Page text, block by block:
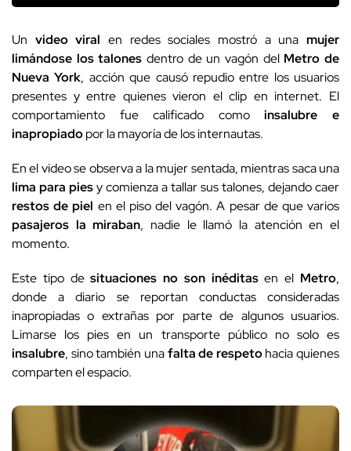
Un video viral en redes sociales mostró a unamujer
limándose los talones dentro de un vagón del Metro de
Nueva York, acción que causó repudio entre los usuarios
presentes y entre quienes vieron el clip en internet. El
comportamiento fue calificado comoinsalubre
e
inapropiadopor la mayoría de los internautas.
En el video se observa a la mujer sentada, mientras saca una
lima para piesy comienza a tallar sus talones, dejando caer
restos de piel en el piso del vagón. A pesar de que varios
pasajeros la miraban, nadie le llamó la atención en el
momento.
Este tipo desituaciones no son inéditasen el Metro,
donde a diario se reportan conductas consideradas
inapropiadas o extrañas por parte de algunos usuarios.
Limarse los pies en un transporte público no solo es
insalubre, sino también unafalta de respetohacia quienes
comparten el espacio.